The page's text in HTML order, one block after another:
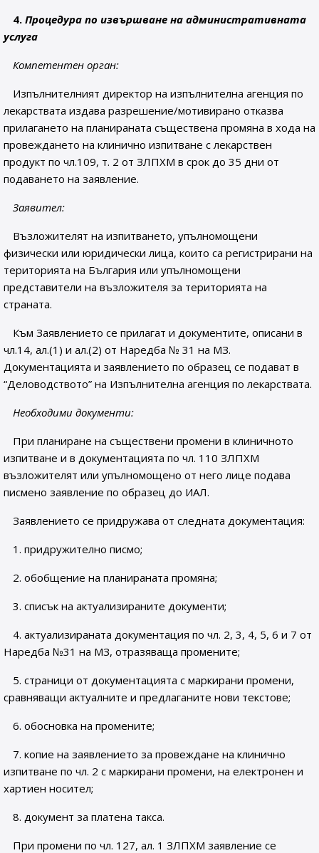
4. Процедура по извършване на административната
услуга
Компетентен орган:
Изпълнителният директор на изпълнителна агенция по
лекарствата издава разрешение/мотивирано отказва
прилагането на планираната съществена промяна в хода на
провеждането на клинично изпитване с лекарствен
продукт по чл.109, т. 2 от ЗЛПХМ в срок до 35 дни от
подаването на заявление.
Заявител:
Възложителят на изпитването, упълномощени
физически или юридически лица, които са регистрирани на
територията на България или упълномощени
представители на възложителя за територията на
страната.
Към Заявлението се прилагат и документите, описани в
чл.14, ал.(1) и ал.(2) от Наредба № 31 на МЗ.
Документацията и заявлението по образец се подават в
“Деловодството” на Изпълнителна агенция по лекарствата.
Необходими документи:
При планиране на съществени промени в клиничното
изпитване и в документацията по чл. 110 ЗЛПХМ
възложителят или упълномощено от него лице подава
писмено заявление по образец до ИАЛ.
Заявлението се придружава от следната документация:
1. придружително писмо;
2. обобщение на планираната промяна;
3. списък на актуализираните документи;
4. актуализираната документация по чл. 2, 3, 4, 5, 6 и 7 от
Наредба №31 на МЗ, отразяваща промените;
5. страници от документацията с маркирани промени,
сравняващи актуалните и предлаганите нови текстове;
6. обосновка на промените;
7. копие на заявлението за провеждане на клинично
изпитване по чл. 2 с маркирани промени, на електронен и
хартиен носител;
8. документ за платена такса.
При промени по чл. 127, ал. 1 ЗЛПХМ заявление се